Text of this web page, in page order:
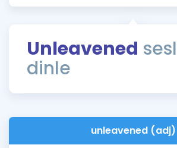
ÖSYM Sınav Takvimi
Kampanyalar
İngilizce Gramer
Unleavened
dinle
unleavened (adj)